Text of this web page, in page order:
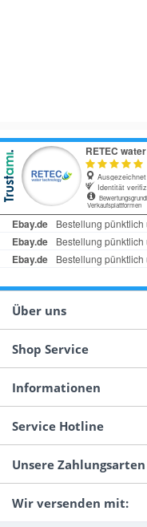
Über uns
Shop Service
Informationen
Service Hotline
Unsere Zahlungsarten
Wir versenden mit: